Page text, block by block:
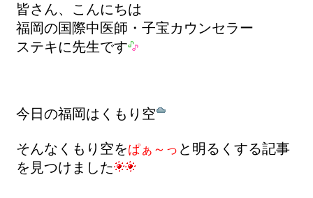
皆さん、こんにちは
福岡の国際中医師・子宝カウンセラー
ステキに先生です
今日の福岡はくもり空
そんなくもり空をぱぁ～っ と明るくする記事
を見つけました